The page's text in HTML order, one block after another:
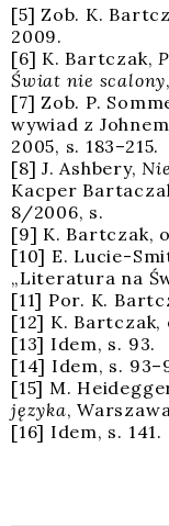
[5] Zob. K.
2009.
[6] K. Bart­czak,
Świat nie sca­lo­ny
[7] Zob. P.
wywiad z
2005, s. 183–215.
[8] J. Ash­be­ry,
Kac­per
8/2006, s.
[9] K. Bart­czak,
[10] E. Lucie-
„Lite­ra­tu­ra na
[11] Por. K.
[12] K. Bart­czak,
[13] Idem, s. 93.
[14] Idem, s.
[15] M.
języ­ka,
[16] Idem, s. 141.